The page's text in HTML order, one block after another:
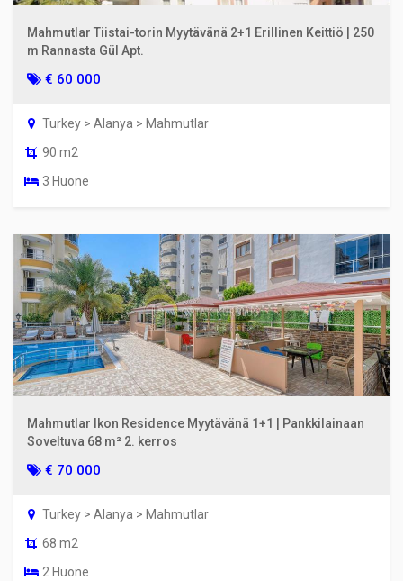
Mahmutlar Tiistai-torin Myytävänä 2+1 Erillinen Keittiö | 250
m Rannasta Gül Apt.
€ 60 000
Turkey > Alanya > Mahmutlar
90 m2
3 Huone
Mahmutlar Ikon Residence Myytävänä 1+1 | Pankkilainaan
Soveltuva 68 m² 2. kerros
€ 70 000
Turkey > Alanya > Mahmutlar
68 m2
2 Huone